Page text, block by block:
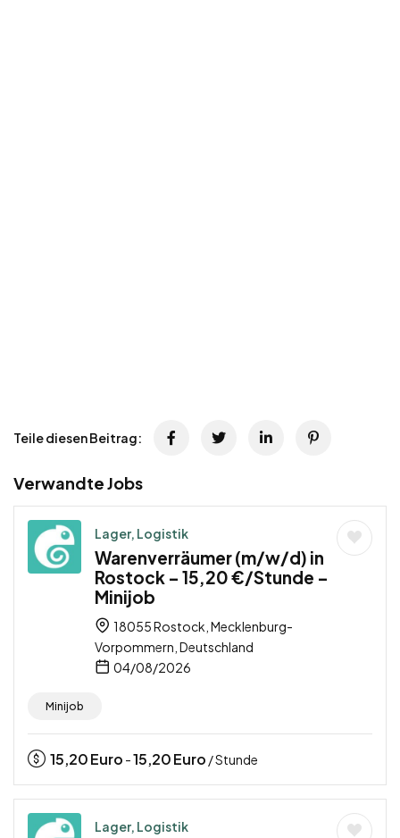
Teile diesen Beitrag:
Verwandte Jobs
Lager, Logistik
Warenverräumer (m/w/d) in
Rostock – 15,20 €/Stunde –
Minijob
18055 Rostock, Mecklenburg-
Vorpommern, Deutschland
04/08/2026
Minijob
15,20Euro -15,20Euro / Stunde
Lager, Logistik